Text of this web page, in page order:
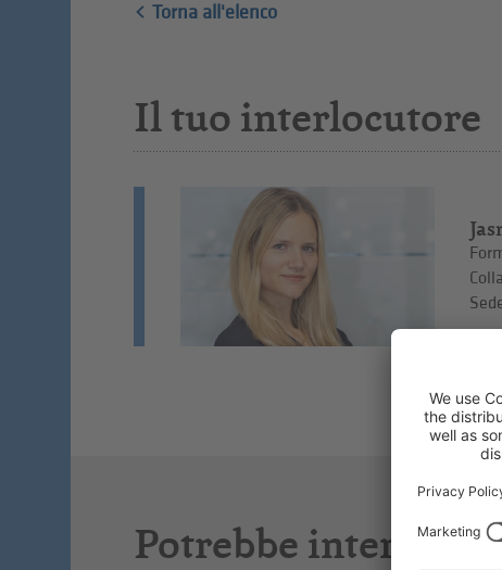
Torna all'elenco
Il tuo interlocutore
Potrebbe